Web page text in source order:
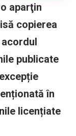
aparţin
copierea
publicate
în
licențiate